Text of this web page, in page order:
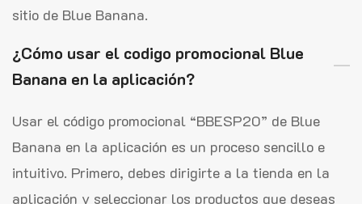
sitio de Blue Banana.
¿Cómo usar el codigo promocional Blue
Banana en la aplicación?
Usar el código promocional “BBESP20” de Blue
Banana en la aplicación es un proceso sencillo e
intuitivo. Primero, debes dirigirte a la tienda en la
aplicación y seleccionar los productos que deseas